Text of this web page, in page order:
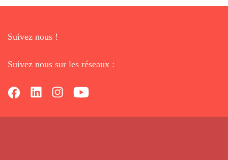
Suivez nous !
Suivez nous sur les réseaux :